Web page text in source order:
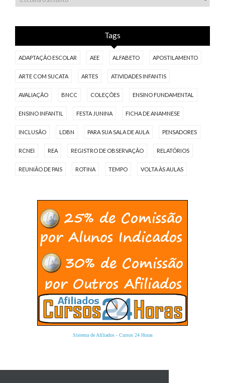
Tags
ADAPTAÇÃO ESCOLAR AEE ALFABETO APOSTILAMENTO
ARTE COM SUCATA ARTES ATIVIDADES INFANTIS
AVALIAÇÃO BNCC COLEÇÕES ENSINO FUNDAMENTAL
ENSINO INFANTIL FESTA JUNINA FICHA DE ANAMNESE
INCLUSÃO LDBN PARA SUA SALA DE AULA PENSADORES
RCNEI REA REGISTRO DE OBSERVAÇÃO RELATÓRIOS
REUNIÃO DE PAIS ROTINA TEMPO VOLTA ÀS AULAS
Sistema de Afiliados- Cursos 24 Horas